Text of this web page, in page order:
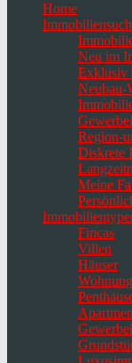
Home
Neu im
Exklusiv
Neubau-
Region-
Diskrete
Meine
Fincas
Villen
Häuser